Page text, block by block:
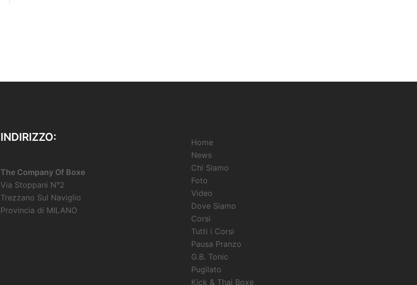
INDIRIZZO:
The Company Of Boxe
Via Stoppani N°2
Trezzano Sul Naviglio
Provincia di MILANO
Home
News
Chi Siamo
Foto
Video
Dove Siamo
Corsi
Tutti i Corsi
Pausa Pranzo
G.B. Tonic
Pugilato
Kick & Thai Boxe